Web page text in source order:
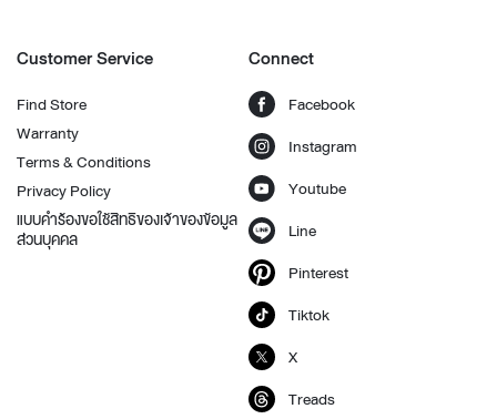
Customer Service
Find Store
Warranty
Terms & Conditions
Privacy Policy
แบบคำร้องขอใช้สิทธิของเจ้าของข้อมูล
ส่วนบุคคล
Connect
Facebook
Instagram
Youtube
Line
Pinterest
Tiktok
X
Treads